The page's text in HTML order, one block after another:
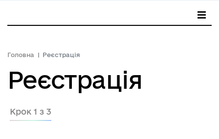
Головна Реєстрація
Реєстрація
Крок 1 з 3